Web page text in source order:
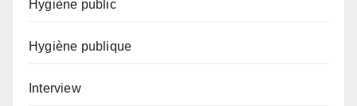
Hygiène public
Hygiène publique
Interview